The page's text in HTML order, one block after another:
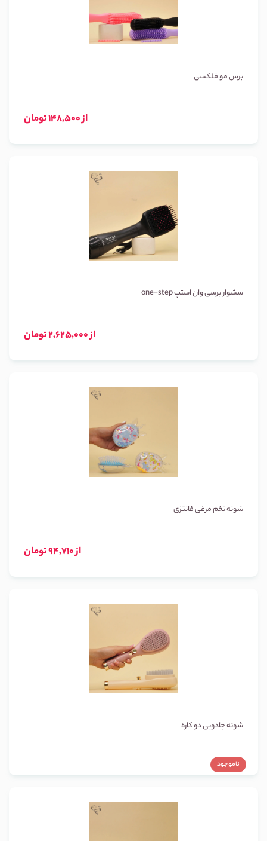
برس مو فلکسی
از 148,500 تومان
سشوار برسی وان استپ one-step
از 2,625,000 تومان
شونه تخم مرغی فانتزی
از 94,710 تومان
شونه جادویی دو کاره
ناموجود